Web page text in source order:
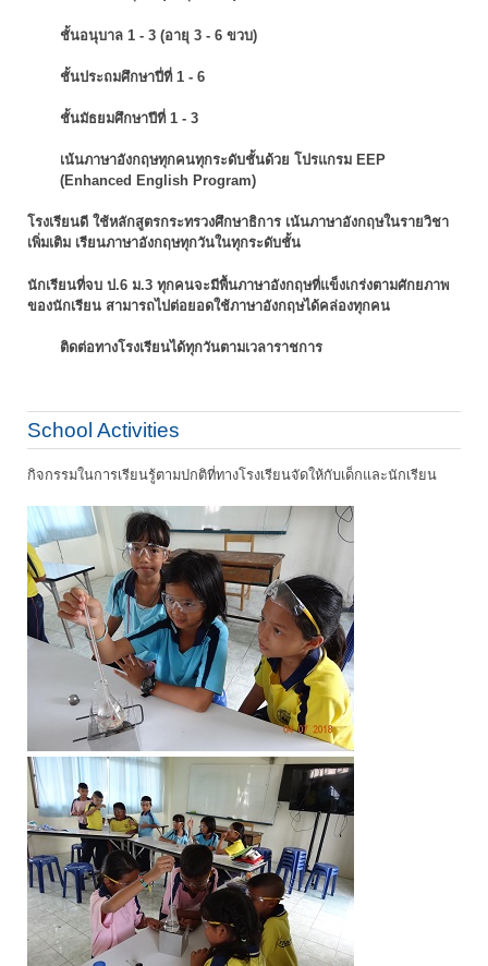
ชั้นอนุบาล 1 - 3 (อายุ 3 - 6 ขวบ)
ชั้นประถมศึกษาปี่ที่ 1 - 6
ชั้นมัธยมศึกษาปีที่ 1 - 3
เน้นภาษาอังกฤษทุกคนทุกระดับชั้นด้วย โปรแกรม EEP
(Enhanced English Program)
โรงเรียนดี ใช้หลักสูตรกระทรวงศึกษาธิการ เน้นภาษาอังกฤษในรายวิชา
เพิ่มเติม เรียนภาษาอังกฤษทุกวันในทุกระดับชั้น
นักเรียนที่จบ ป.6 ม.3 ทุกคนจะมีพื้นภาษาอังกฤษที่แข็งเกร่งตามศักยภาพ
ของนักเรียน สามารถไปต่อยอดใช้ภาษาอังกฤษได้คล่องทุกคน
ติดต่อทางโรงเรียนได้ทุกวันตามเวลาราชการ
School Activities
กิจกรรมในการเรียนรู้ตามปกติที่ทางโรงเรียนจัดให้กับเด็กและนักเรียน